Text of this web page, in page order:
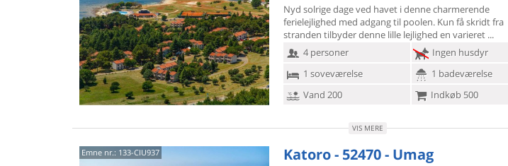
Nyd solrige dage ved havet i denne charmerende
ferielejlighed med adgang til poolen. Kun få skridt fra
stranden tilbyder denne lille lejlighed en varieret
4 personer
Ingen husdyr
1 soveværelse
1 badeværelse
Vand 200
Indkøb 500
VIS MERE
Emne nr.: 133-CIU937 Katoro - 52470 - Umag